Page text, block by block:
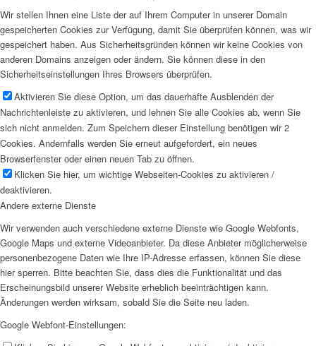
Wir stellen Ihnen eine Liste der auf Ihrem Computer in unserer Domain
gespeicherten Cookies zur Verfügung, damit Sie überprüfen können, was wir
gespeichert haben. Aus Sicherheitsgründen können wir keine Cookies von
anderen Domains anzeigen oder ändern. Sie können diese in den
Sicherheitseinstellungen Ihres Browsers überprüfen.
Aktivieren Sie diese Option, um das dauerhafte Ausblenden der
Nachrichtenleiste zu aktivieren, und lehnen Sie alle Cookies ab, wenn Sie
sich nicht anmelden. Zum Speichern dieser Einstellung benötigen wir 2
Cookies. Andernfalls werden Sie erneut aufgefordert, ein neues
Browserfenster oder einen neuen Tab zu öffnen.
Klicken Sie hier, um wichtige Webseiten-Cookies zu aktivieren /
deaktivieren.
Andere externe Dienste
Wir verwenden auch verschiedene externe Dienste wie Google Webfonts,
Google Maps und externe Videoanbieter. Da diese Anbieter möglicherweise
personenbezogene Daten wie Ihre IP-Adresse erfassen, können Sie diese
hier sperren. Bitte beachten Sie, dass dies die Funktionalität und das
Erscheinungsbild unserer Website erheblich beeinträchtigen kann.
Änderungen werden wirksam, sobald Sie die Seite neu laden.
Google Webfont-Einstellungen: